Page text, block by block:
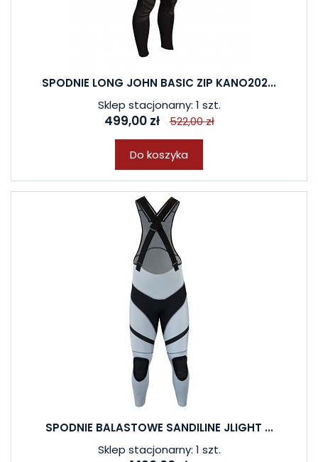
SPODNIE LONG JOHN BASIC ZIP KANO202...
Sklep stacjonarny: 1 szt.
499,00 zł 522,00 zł
Do koszyka
SPODNIE BALASTOWE SANDILINE JLIGHT ...
Sklep stacjonarny: 1 szt.